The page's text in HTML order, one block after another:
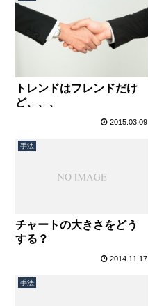
トレンドはフレンドだけ
ど、、、
2015.03.09
手法
チャートの大きさをどう
する？
2014.11.17
手法